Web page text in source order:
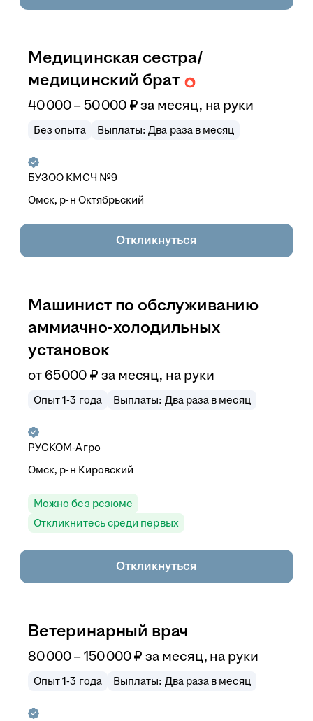
Медицинская сестра/
медицинский брат
40 000–50 000 ₽ за месяц, на руки
Без опыта Выплаты: Два раза в месяц
БУЗОО КМСЧ №9
Омск, р-н Октябрьский
Откликнуться
Машинист по обслуживанию
аммиачно-холодильных
установок
от65 000 ₽ за месяц, на руки
Опыт 1-3 года Выплаты: Два раза в месяц
РУСКОМ-Агро
Омск, р-н Кировский
Можно без резюме
Откликнитесь среди первых
Откликнуться
Ветеринарный врач
80 000–150 000₽ за месяц, на руки
Опыт 1-3 года Выплаты: Два раза в месяц